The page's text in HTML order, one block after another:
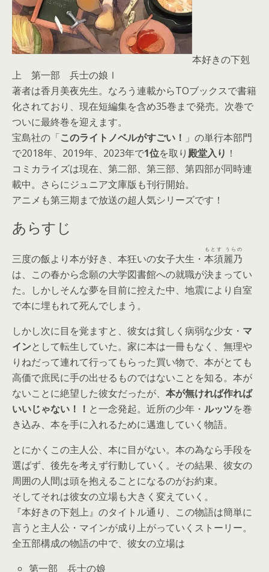
本好きの下剋
上 第一部 兵士の娘Ⅰ
著者は香月美夜先生。なろう連載からTOブックスで書籍
化されており、現在短編集を含め35巻まで発売。次巻で
ついに最終巻を迎えます。
宝島社の「このライトノベルがすごい！ 」の単行本部門
で2018年、2019年、2023年で1位を取り 殿堂入り ！
コミカライズは現在、第二部、第三部、第四部が同時連
載中。さらにジュニア文庫版も刊行開始。
アニメも第三期まで放送の超人気シリーズです！
あらすじ
三度の飯より本が好き、本狂いの女子大生・ 本須麗乃
もとす うらの
は、この春から念願の大学図書館への就職が決まってい
た。しかしそんな夢を目前に控えた中、地震により自室
で本に埋もれて死んでしまう。
しかし次に目を覚ますと、彼女は貧しく病弱な少女・ マ
インとして転生していた。家に本は一冊もなく、無理や
りねだって連れて行ってもらった買い物で、本がとても
高価で庶民に手の出せるものではないことを知る。本が
ないことに絶望した彼女だったが、 本が無ければ作れば
いいじゃない！！ と一念発起。近所の少年・ ルッツを巻
き込み、本を手に入れるために邁進していく物語。
とにかくこの主人公、本に目がない。本の為なら手段を
選ばず、後先を考えず行動していく。その結果、彼女の
周囲の人間は頭を抱えることになるのがお約束。
そしてそれは彼女の立場も大きく変えていく。
『本好きの下剋上』のタイトル通り、この物語は簡単に
言うと主人公・マインが成り上がっていくストーリー。
全五部構成の物語の中で、彼女の立場は
第一部 兵士の娘